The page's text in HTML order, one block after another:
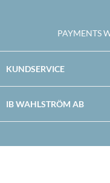
PAYMENTS
KUNDSERVICE
IB WAHLSTRÖM AB